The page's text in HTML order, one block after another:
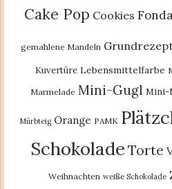
Cake Pop Cookies
gemahlene Mandeln
Kuvertüre Lebensmittelfarbe
Marmelade Mini-Gugl Mini-
Mürbteig Orange PAMK
Schokolade Torte
Weihnachten weiße Schokolade